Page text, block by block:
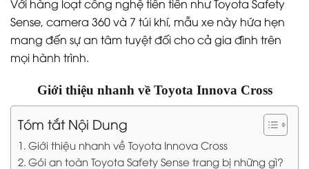
Với hàng loạt công nghệ tiên tiến như Toyota Safety
Sense, camera 360 và 7 túi khí, mẫu xe này hứa hẹn
mang đến sự an tâm tuyệt đối cho cả gia đình trên
mọi hành trình.
Giới thiệu nhanh về Toyota Innova Cross
Tóm tắt Nội Dung
Giới thiệu nhanh về Toyota Innova Cross
Gói an toàn Toyota Safety Sense trang bị những gì?